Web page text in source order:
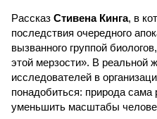
Рассказ Стивена Кинга, в
последствия очередного
вызванного группой
этой мерзости». В реальной
исследователей в
понадобиться: природа сама
уменьшить масштабы